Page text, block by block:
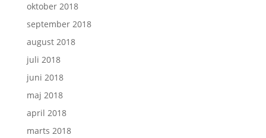
oktober 2018
september 2018
august 2018
juli 2018
juni 2018
maj 2018
april 2018
marts 2018